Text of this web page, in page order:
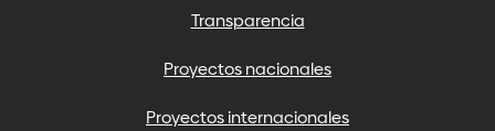
Transparencia
Proyectos nacionales
Proyectos internacionales